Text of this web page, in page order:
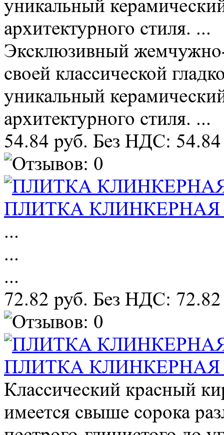
уникальный
архитектурного стиля. ...
Эксклюзивный
своей классической
уникальный
архитектурного стиля. ...
54.84 руб. Без НДС: 54.84
ПЛИТКА КЛИНКЕРНАЯ
...
...
...
72.82 руб. Без НДС: 72.82
ПЛИТКА КЛИНКЕРНАЯ
Классический красный
имеется свыше сорока